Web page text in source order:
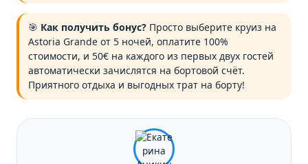
🎯 Как получить бонус? Просто выберите круиз на
Astoria Grande от 5 ночей, оплатите 100%
стоимости, и 50€ на каждого из первых двух гостей
автоматически зачислятся на бортовой счёт.
Приятного отдыха и выгодных трат на борту!